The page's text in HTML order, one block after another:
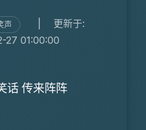
声
更新于:
27 01:00:00
话 传来阵阵